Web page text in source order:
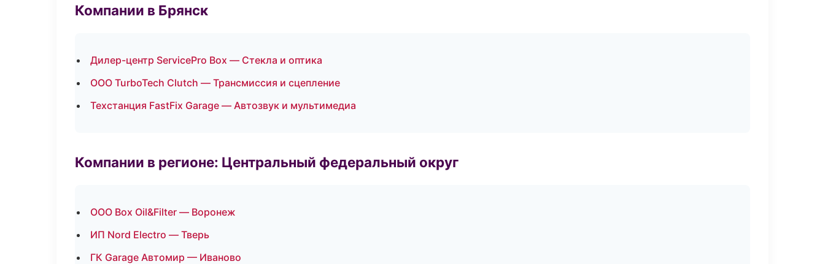
Компании в Брянск
Дилер-центр ServicePro Box — Стекла и оптика
ООО TurboTech Clutch — Трансмиссия и сцепление
Техстанция FastFix Garage — Автозвук и мультимедиа
Компании в регионе: Центральный федеральный округ
ООО Box Oil&Filter — Воронеж
ИП Nord Electro — Тверь
ГК Garage Автомир — Иваново